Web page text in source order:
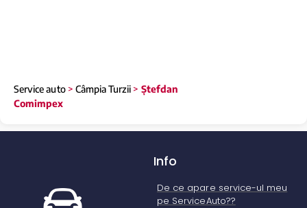
Service auto> Câmpia Turzii > Ștefdan
Comimpex
Info
De ce apare service-ul meu
pe ServiceAuto??